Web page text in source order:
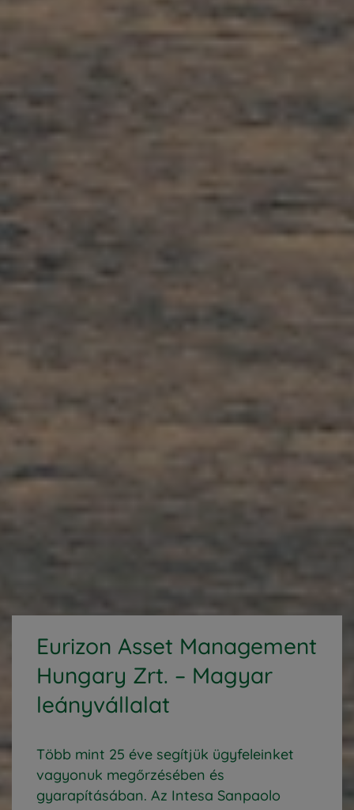
Eurizon Asset Management
Hungary Zrt. – Magyar
leányvállalat
Több mint 25 éve segítjük ügyfeleinket
vagyonuk megőrzésében és
gyarapításában. Az Intesa Sanpaolo